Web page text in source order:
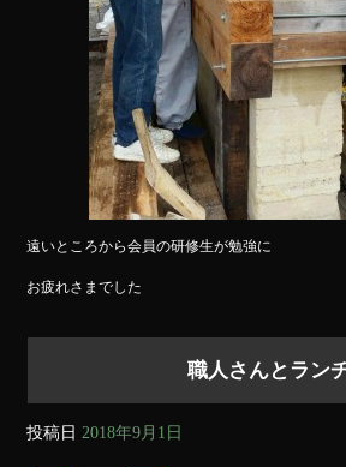
遠いところから会員の研修生が勉強に
お疲れさまでした
職人さんとラン
投稿日 2018年9月1日